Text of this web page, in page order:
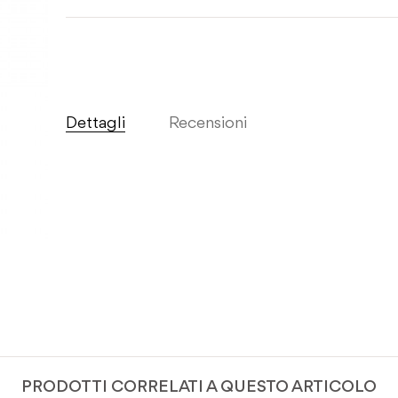
Dettagli Recensioni
PRODOTTI CORRELATI A QUESTO ARTICOLO